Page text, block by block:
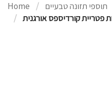
Home
תוספי תזונה טבעיים
פטריית קורדיספס אורגנית